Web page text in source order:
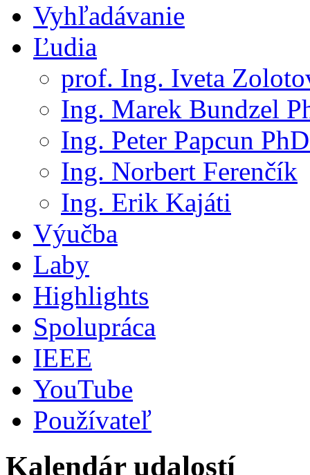
Vyhľadávanie
Ľudia
prof. Ing. Iveta
Ing. Marek Bundzel
Ing. Peter Papcun
Ing. Norbert Ferenčík
Ing. Erik Kajáti
Výučba
Laby
Highlights
Spolupráca
IEEE
YouTube
Používateľ
Kalendár udalostí